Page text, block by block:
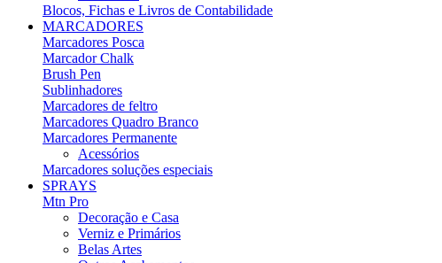
Blocos, Fichas e Livros de Contabilidade
MARCADORES
Marcadores Posca
Marcador Chalk
Brush Pen
Sublinhadores
Marcadores de feltro
Marcadores Quadro Branco
Marcadores Permanente
Acessórios
Marcadores soluções especiais
SPRAYS
Mtn Pro
Decoração e Casa
Verniz e Primários
Belas Artes